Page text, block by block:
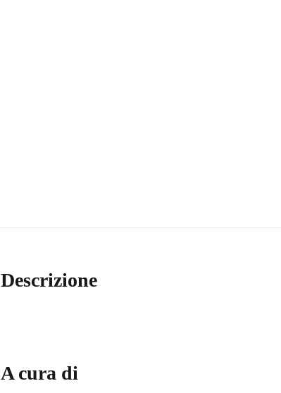
Descrizione
A cura di